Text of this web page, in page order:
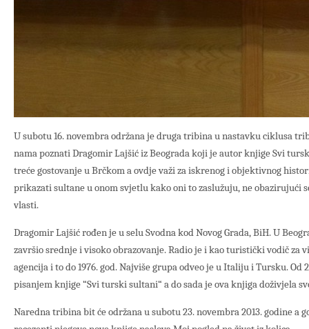
U subotu 16. novembra održana je druga tribina u nastavku ciklusa
nama poznati Dragomir Lajšić iz Beograda koji je autor knjige Svi
treće gostovanje u Brčkom a ovdje važi za iskrenog i objektivnog
prikazati sultane u onom svjetlu kako oni to zaslužuju, ne obazirujući
vlasti.
Dragomir Lajšić rođen je u selu Svodna kod Novog Grada, BiH. U
završio srednje i visoko obrazovanje. Radio je i kao turistički vodič za
agencija i to do 1976. god. Najviše grupa odveo je u Italiju i Tursku. Od
pisanjem knjige “Svi turski sultani“ a do sada je ova knjiga doživjela
Naredna tribina bit će održana u subotu 23. novembra 2013. godine a